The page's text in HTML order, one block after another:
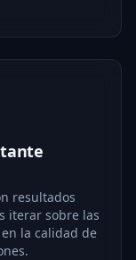
resultados
iterar sobre las
la calidad de